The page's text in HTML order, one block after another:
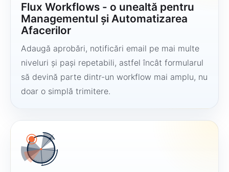
Flux Workflows - o unealtă pentru
Managementul și Automatizarea
Afacerilor
Adaugă aprobări, notificări email pe mai multe
niveluri și pași repetabili, astfel încât formularul
să devină parte dintr-un workflow mai amplu, nu
doar o simplă trimitere.